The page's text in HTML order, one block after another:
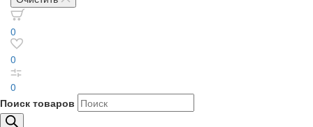
0
0
0
Поиск товаров